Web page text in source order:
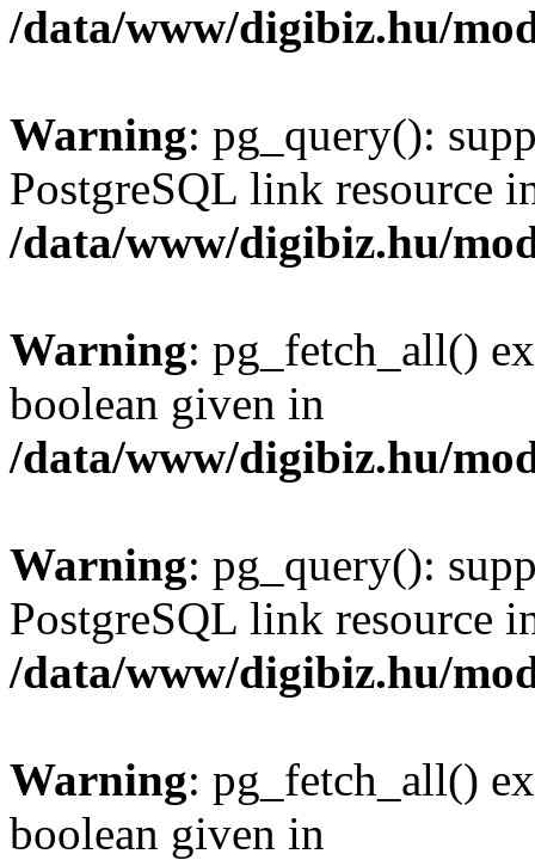
/data/www/digibiz.hu/
Warning: pg_query():
PostgreSQL link resource
/data/www/digibiz.hu/
Warning: pg_fetch_all()
boolean given in
/data/www/digibiz.hu/
Warning: pg_query():
PostgreSQL link resource
/data/www/digibiz.hu/
Warning: pg_fetch_all()
boolean given in